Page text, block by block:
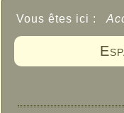
Vous êtes ici :